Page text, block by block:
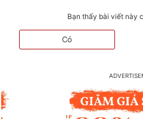
Bạn thấy bài viết này
Có